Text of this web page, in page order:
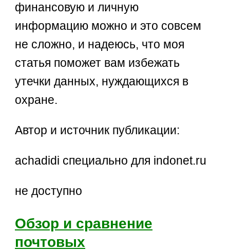
финансовую и личную
информацию можно и это совсем
не сложно, и надеюсь, что моя
статья поможет вам избежать
утечки данных, нуждающихся в
охране.
Автор и источник публикации:
achadidi специально для indonet.ru
не доступно
Обзор и сравнение
почтовых